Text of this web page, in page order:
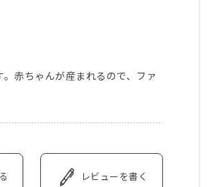
赤ちゃんが産まれるので、ファ
レビューを書く